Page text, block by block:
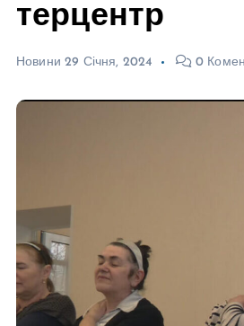
терцентр
Новини 29 Січня, 2024 0